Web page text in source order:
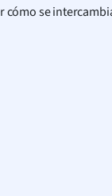
cómo se